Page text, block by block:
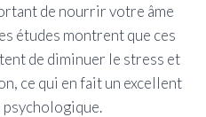
de nourrir votre âme
études montrent que ces
de diminuer le stress et
ce qui en fait un excellent